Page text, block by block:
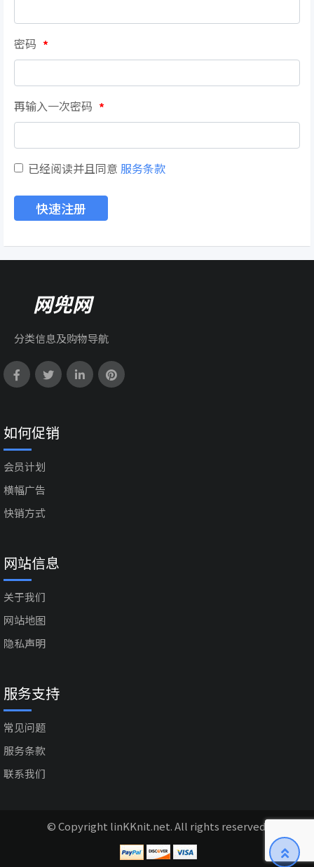
密码 *
再输入一次密码 *
已经阅读并且同意 服务条款
网兜网
分类信息及购物导航
如何促销
会员计划
横幅广告
快销方式
网站信息
关于我们
网站地图
隐私声明
服务支持
常见问题
服务条款
联系我们
© Copyright linKKnit.net. All rights reserved.